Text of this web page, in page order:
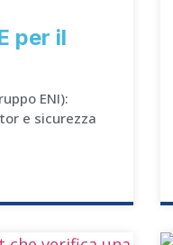
per il
ENI):
e sicurezza